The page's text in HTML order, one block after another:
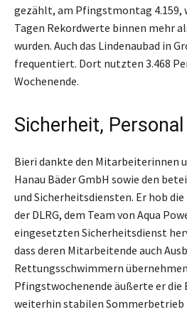
gezählt, am Pfingstmontag 4.159,
Tagen Rekordwerte binnen mehr
wurden. Auch das Lindenaubad in
frequentiert. Dort nutzten 3.468
Wochenende.
Sicherheit,
Bieri dankte den Mitarbeiterinnen
Hanau Bäder GmbH sowie den
und Sicherheitsdiensten. Er hob
der DLRG, dem Team von Aqua
eingesetzten Sicherheitsdienst
dass deren Mitarbeitende auch
Rettungsschwimmern
Pfingstwochenende äußerte er die
weiterhin stabilen Sommerbetrieb